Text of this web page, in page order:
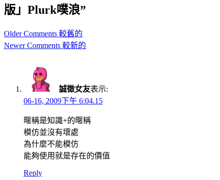
版」Plurk噗浪”
Comment
navigation
Older Comments 較舊的
Newer Comments 較新的
誠徵女友表示:
06-16, 2009下午 6:04.15
暱稱是知識+的暱稱
模仿並沒有壞處
為什麼不能模仿
能夠使用就是存在的價值
Reply